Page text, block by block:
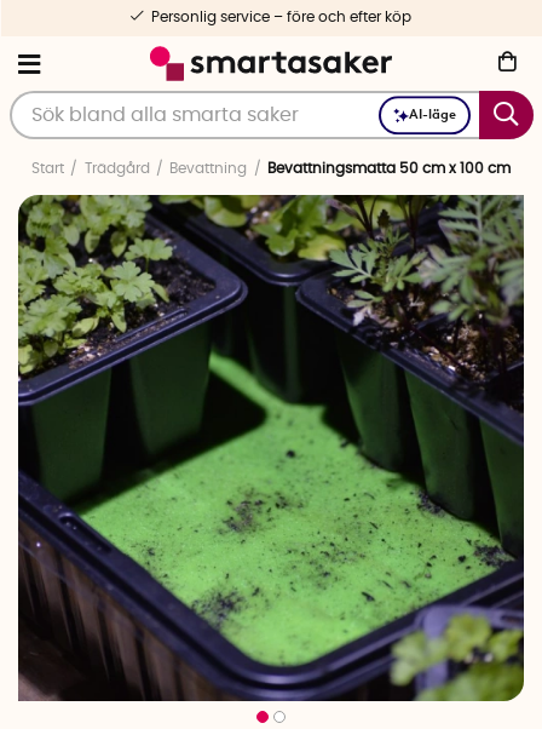
AI-läge
Personlig service – före och efter köp
Start Trädgård Bevattning Bevattningsmatta 50 cm x 100 cm